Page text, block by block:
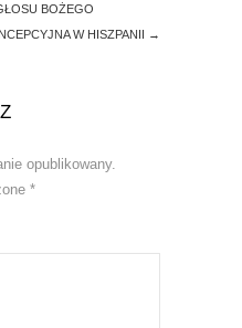
BOŻEGO
W HISZPANII →
opublikowany.
*